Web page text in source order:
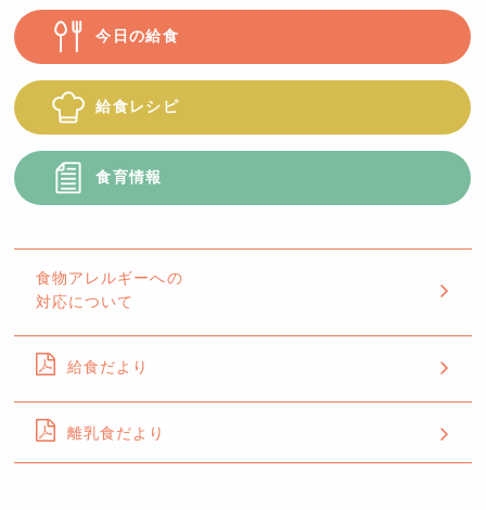
今日の給食
給食レシピ
食育情報
食物アレルギーへの
対応について
給食だより
離乳食だより